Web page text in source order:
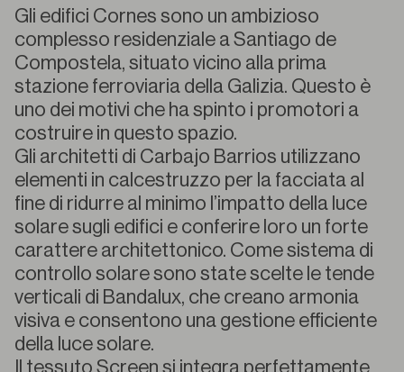
Gli edifici Cornes sono un ambizioso
complesso residenziale a Santiago de
Compostela, situato vicino alla prima
stazione ferroviaria della Galizia. Questo è
uno dei motivi che ha spinto i promotori a
costruire in questo spazio.
Gli architetti di Carbajo Barrios utilizzano
elementi in calcestruzzo per la facciata al
fine di ridurre al minimo l’impatto della luce
solare sugli edifici e conferire loro un forte
carattere architettonico. Come sistema di
controllo solare sono state scelte le tende
verticali di Bandalux, che creano armonia
visiva e consentono una gestione efficiente
della luce solare.
Il tessuto Screen si integra perfettamente